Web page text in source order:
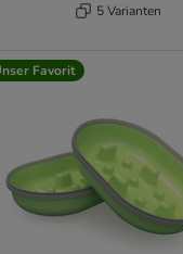
5 Varianten
Favorit